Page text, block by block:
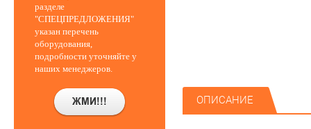
разделе
"СПЕЦПРЕДЛОЖЕНИЯ"
указан перечень
оборудования,
подробности уточняйте у
наших менеджеров.
ОПИСАНИЕ